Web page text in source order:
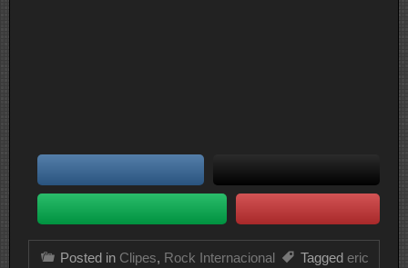
Posted in Clipes, Rock Internacional Tagged eric